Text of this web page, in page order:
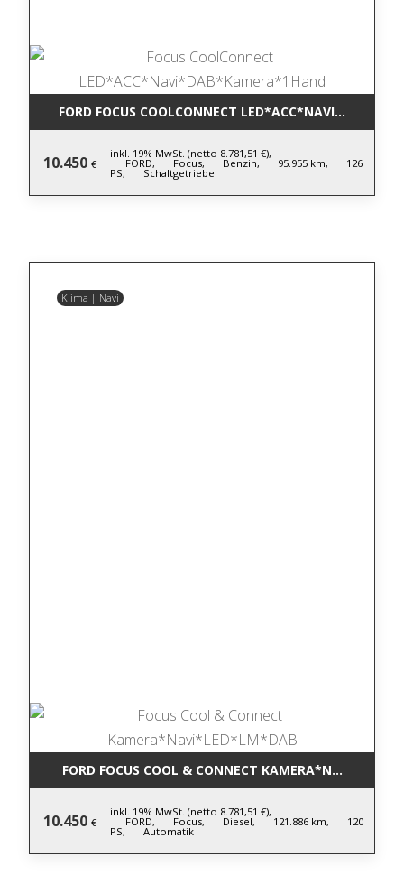
FORD FOCUS COOLCONNECT
10.450 €
inkl. 19% MwSt. (netto 8.781,51 €),
FORD, Focus, Benzin, 95.955 km, 126
PS, Schaltgetriebe
Klima | Navi
FORD FOCUS COOL & CONNECT
10.450 €
inkl. 19% MwSt. (netto 8.781,51 €),
FORD, Focus, Diesel, 121.886 km, 120
PS, Automatik